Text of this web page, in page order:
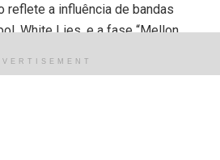
reflete a influência de bandas
White Lies, e a fase “Mellon
música, mas também a demo